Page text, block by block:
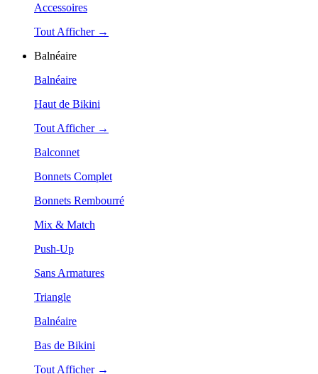
Accessoires
Tout Afficher →
Balnéaire
Balnéaire
Haut de Bikini
Tout Afficher →
Balconnet
Bonnets Complet
Bonnets Rembourré
Mix & Match
Push-Up
Sans Armatures
Triangle
Balnéaire
Bas de Bikini
Tout Afficher →